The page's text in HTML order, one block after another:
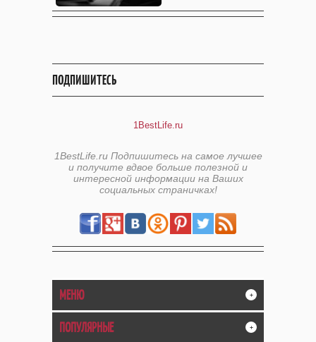
ПОДПИШИТЕСЬ
1BestLife.ru
1BestLife.ru Подпишитесь на самое лучшее
и получите вдвое больше полезной и
интересной информации на Ваших
социальных страничках!
МЕНЮ +
ПОПУЛЯРНЫЕ +